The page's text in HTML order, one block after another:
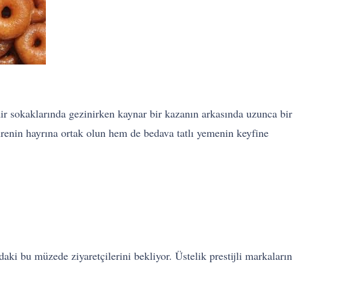
gezinirken kaynar bir kazanın arkasında uzunca bir
hayrına ortak olun hem de bedava tatlı yemenin keyfine
bu müzede ziyaretçilerini bekliyor. Üstelik prestijli markaların